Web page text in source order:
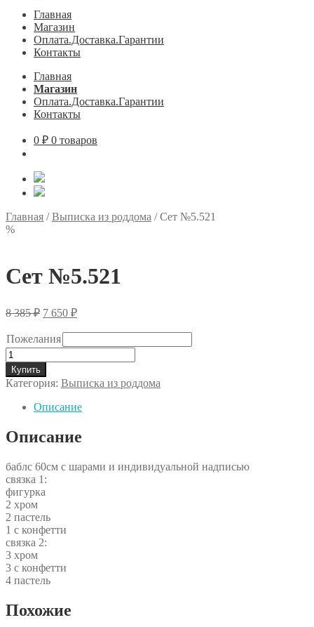
Главная
Магазин
Оплата.Доставка.Гарантии
Контакты
Главная
Магазин
Оплата.Доставка.Гарантии
Контакты
0 ₽ 0 товаров
Главная /Выписка из роддома /Сет №5.521
%
Сет №5.521
8 385₽ Первоначальная
составляла
8
385 ₽.
7 650 ₽Текущая
7
650 ₽.
Пожелания
Количество
товара
Сет
№5.521
Купить
Категория: Выписка из роддома
Описание
Описание
баблс 60см с шарами и индивидуальной надписью
связка 1:
фигурка
2 хром
2 пастель
1 с конфетти
связка 2:
3 хром
3 с конфетти
4 пастель
Похожие